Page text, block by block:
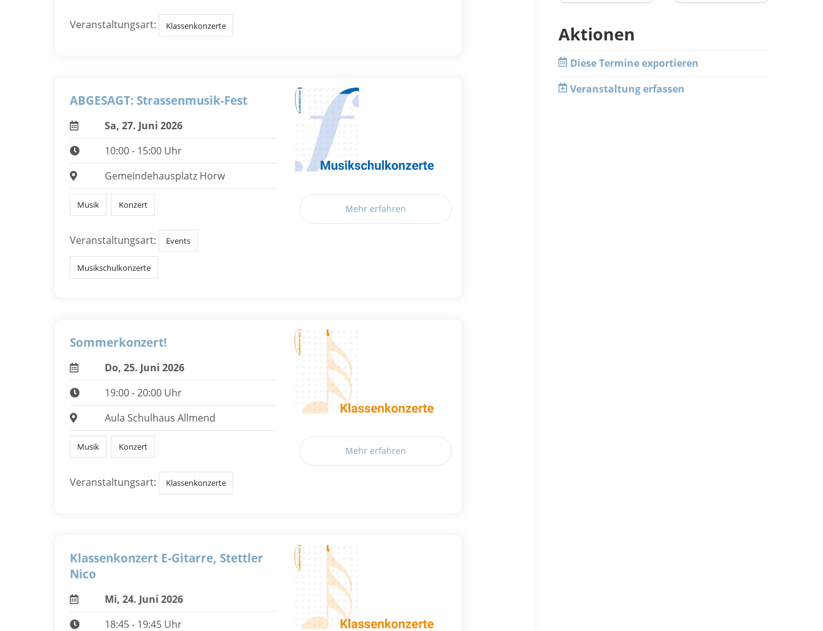
Veranstaltungsart: Klassenkonzerte
ABGESAGT: Strassenmusik-Fest
Sa, 27. Juni 2026
10:00 - 15:00 Uhr
Gemeindehausplatz Horw
Musik Konzert
Veranstaltungsart: Events
Musikschulkonzerte
Mehr erfahren
Sommerkonzert!
Do, 25. Juni 2026
19:00 - 20:00 Uhr
Aula Schulhaus Allmend
Musik Konzert
Veranstaltungsart: Klassenkonzerte
Mehr erfahren
Klassenkonzert E-Gitarre, Stettler
Nico
Mi, 24. Juni 2026
18:45 - 19:45 Uhr
Aktionen
Diese Termine exportieren
Veranstaltung erfassen